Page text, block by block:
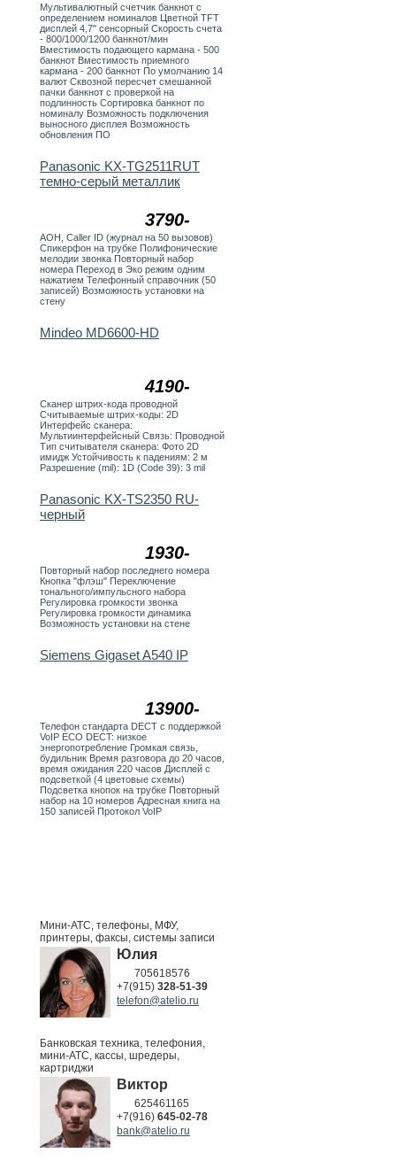
Мультивалютный счетчик банкнот с
определением номиналов Цветной TFT
дисплей 4,7" сенсорный Скорость счета
- 800/1000/1200 банкнот/мин
Вместимость подающего кармана - 500
банкнот Вместимость приемного
кармана - 200 банкнот По умолчанию 14
валют Сквозной пересчет смешанной
пачки банкнот с проверкой на
подлинность Сортировка банкнот по
номиналу Возможность подключения
выносного дисплея Возможность
обновления ПО
3790-
Panasonic KX-TG2511RUT
темно-серый металлик
АОН, Caller ID (журнал на 50 вызовов)
Спикерфон на трубке Полифонические
мелодии звонка Повторный набор
номера Переход в Эко режим одним
нажатием Телефонный справочник (50
записей) Возможность установки на
стену
4190-
Mindeo MD6600-HD
Сканер штрих-кода проводной
Считываемые штрих-коды: 2D
Интерфейс сканера:
Мультиинтерфейсный Связь: Проводной
Тип считывателя сканера: Фото 2D
имидж Устойчивость к падениям: 2 м
Разрешение (mil): 1D (Code 39): 3 mil
1930-
Panasonic KX-TS2350 RU-
черный
Повторный набор последнего номера
Кнопка "флэш" Переключение
тонального/импульсного набора
Регулировка громкости звонка
Регулировка громкости динамика
Возможность установки на стене
13900-
Siemens Gigaset A540 IP
Телефон стандарта DECT с поддержкой
VoIP ECO DECT: низкое
энергопотребление Громкая связь,
будильник Время разговора до 20 часов,
время ожидания 220 часов Дисплей с
подсветкой (4 цветовые схемы)
Подсветка кнопок на трубке Повторный
набор на 10 номеров Адресная книга на
150 записей Протокол VoIP
Мини-АТС, телефоны, МФУ,
принтеры, факсы, системы записи
Юлия
705618576
+7(915) 328-51-39
telefon@atelio.ru
Банковская техника, телефония,
мини-АТС, кассы, шредеры,
картриджи
Виктор
625461165
+7(916) 645-02-78
bank@atelio.ru